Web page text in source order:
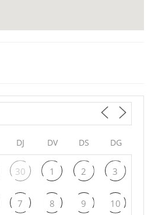
DJ DV DS DG
30 1 2 3
7 8 9 10